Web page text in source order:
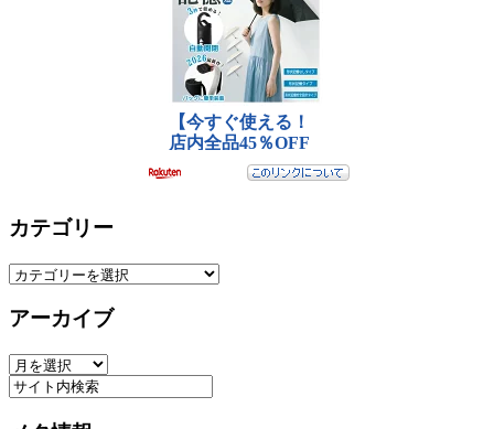
カテゴリー
カ
ゴ
ー
アーカイブ
ア
ー